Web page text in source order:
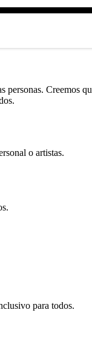
Creemos
o artistas.
para todos.